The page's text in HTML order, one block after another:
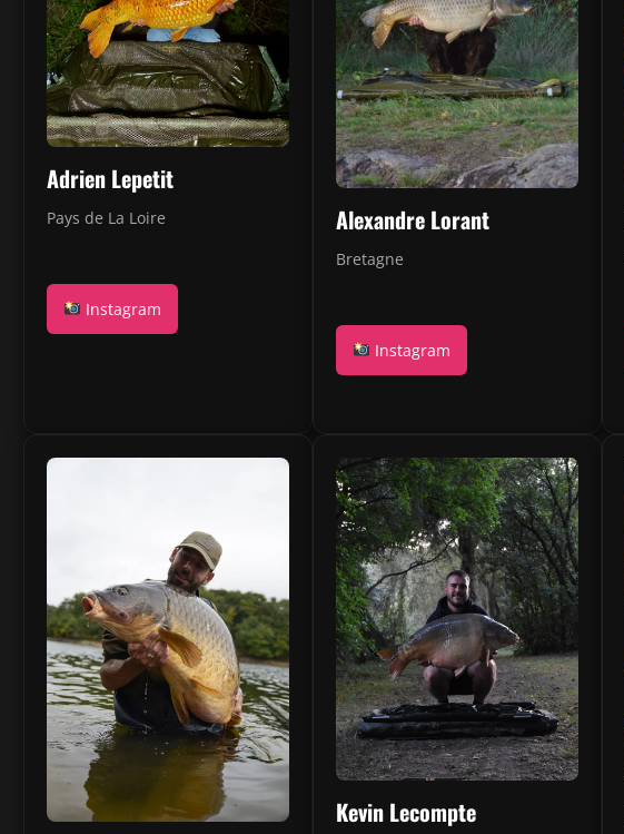
Adrien Lepetit
Pays de La Loire
Instagram
Alexandre Lorant
Bretagne
Instagram
Kevin Lecompte